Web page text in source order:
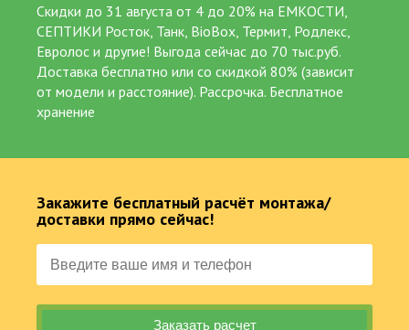
Суммарный опыт сертифицированных специалистов более 200 лет
Био Станции Пластиковые септики
Емкости Погреба. Кессоны
Скидки до 31 августа от 4 до 20% на ЕМКОСТИ,
СЕПТИКИ Росток, Танк, BioBox, Термит, Родлекс,
Евролос и другие! Выгода сейчас до 70 тыс.руб.
Доставка бесплатно или со скидкой 80% (зависит
от модели и расстояние). Рассрочка. Бесплатное
хранение
Закажите бесплатный расчёт монтажа/
доставки прямо сейчас!